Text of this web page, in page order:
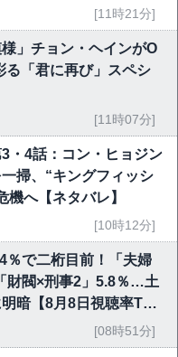
[11時21分]
」チョン・ヘインがO
る「君に再び」スペシ
[11時07分]
3・4話：コン・ヒョジン
掃、“キングフィッシ
機へ【ネタバレ】
[10時12分]
％で二桁目前！「夫婦
財閥×刑事2」5.8％…土
暗【8月8日視聴率TO
[08時51分]